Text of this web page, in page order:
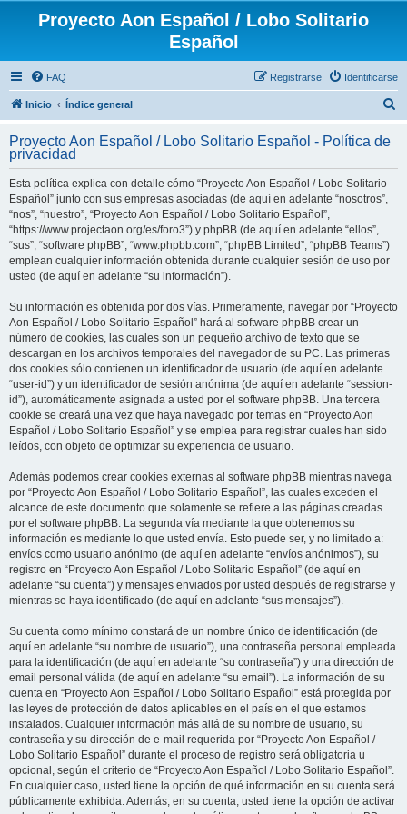
Proyecto Aon Español / Lobo Solitario
Español
FAQ Identificarse
Registrarse
Inicio Índice general
c
Proyecto Aon Español / Lobo Solitario Español - Política de
privacidad
Esta política explica con detalle cómo “Proyecto Aon Español / Lobo Solitario
Español” junto con sus empresas asociadas (de aquí en adelante “nosotros”,
“nos”, “nuestro”, “Proyecto Aon Español / Lobo Solitario Español”,
“https://www.projectaon.org/es/foro3”) y phpBB (de aquí en adelante “ellos”,
“sus”, “software phpBB”, “www.phpbb.com”, “phpBB Limited”, “phpBB Teams”)
emplean cualquier información obtenida durante cualquier sesión de uso por
usted (de aquí en adelante “su información”).
Su información es obtenida por dos vías. Primeramente, navegar por “Proyecto
Aon Español / Lobo Solitario Español” hará al software phpBB crear un
número de cookies, las cuales son un pequeño archivo de texto que se
descargan en los archivos temporales del navegador de su PC. Las primeras
dos cookies sólo contienen un identificador de usuario (de aquí en adelante
“user-id”) y un identificador de sesión anónima (de aquí en adelante “session-
id”), automáticamente asignada a usted por el software phpBB. Una tercera
cookie se creará una vez que haya navegado por temas en “Proyecto Aon
Español / Lobo Solitario Español” y se emplea para registrar cuales han sido
leídos, con objeto de optimizar su experiencia de usuario.
Además podemos crear cookies externas al software phpBB mientras navega
por “Proyecto Aon Español / Lobo Solitario Español”, las cuales exceden el
alcance de este documento que solamente se refiere a las páginas creadas
por el software phpBB. La segunda vía mediante la que obtenemos su
información es mediante lo que usted envía. Esto puede ser, y no limitado a:
envíos como usuario anónimo (de aquí en adelante “envíos anónimos”), su
registro en “Proyecto Aon Español / Lobo Solitario Español” (de aquí en
adelante “su cuenta”) y mensajes enviados por usted después de registrarse y
mientras se haya identificado (de aquí en adelante “sus mensajes”).
Su cuenta como mínimo constará de un nombre único de identificación (de
aquí en adelante “su nombre de usuario”), una contraseña personal empleada
para la identificación (de aquí en adelante “su contraseña”) y una dirección de
email personal válida (de aquí en adelante “su email”). La información de su
cuenta en “Proyecto Aon Español / Lobo Solitario Español” está protegida por
las leyes de protección de datos aplicables en el país en el que estamos
instalados. Cualquier información más allá de su nombre de usuario, su
contraseña y su dirección de e-mail requerida por “Proyecto Aon Español /
Lobo Solitario Español” durante el proceso de registro será obligatoria u
opcional, según el criterio de “Proyecto Aon Español / Lobo Solitario Español”.
En cualquier caso, usted tiene la opción de qué información en su cuenta será
públicamente exhibida. Además, en su cuenta, usted tiene la opción de activar